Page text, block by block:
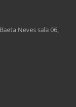
Neves sala 06,